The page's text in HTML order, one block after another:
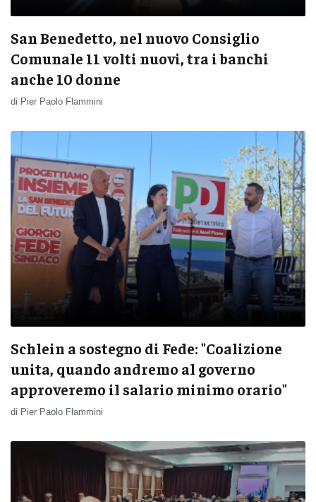
San Benedetto, nel nuovo Consiglio
Comunale 11 volti nuovi, tra i banchi
anche 10 donne
di Pier Paolo Flammini
Schlein a sostegno di Fede: "Coalizione
unita, quando andremo al governo
approveremo il salario minimo orario"
di Pier Paolo Flammini